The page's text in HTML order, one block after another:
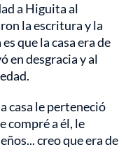
a Higuita al
la escritura y la
que la casa era de
en desgracia y al
casa le perteneció
compré a él, le
creo que era de